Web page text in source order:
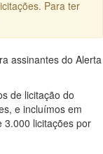
Para ter
assinantes do Alerta
de licitação do
e incluímos em
3.000 licitações por